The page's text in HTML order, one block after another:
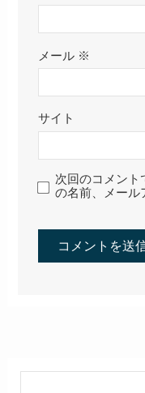
メール ※
サイト
次回のコメント
の名前、メール